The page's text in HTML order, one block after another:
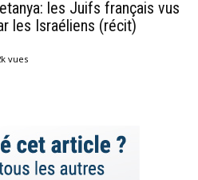
les Juifs français vus
les Israéliens (récit)
vues